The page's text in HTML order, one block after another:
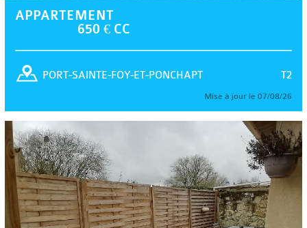
APPARTEMENT
650 € CC
T2
PORT-SAINTE-FOY-ET-PONCHAPT
Mise à jour le 07/08/26